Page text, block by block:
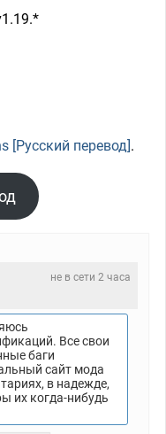
[Русский перевод].
не в сети 2 часа
Все свои
баги
сайт мода
в надежде,
их когда-нибудь